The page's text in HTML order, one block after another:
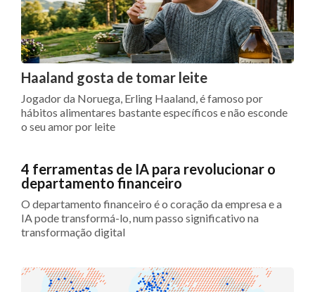
Haaland gosta de tomar leite
Jogador da Noruega, Erling Haaland, é famoso por
hábitos alimentares bastante específicos e não esconde
o seu amor por leite
4 ferramentas de IA para revolucionar o
departamento financeiro
O departamento financeiro é o coração da empresa e a
IA pode transformá-lo, num passo significativo na
transformação digital